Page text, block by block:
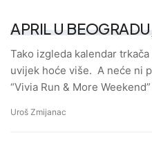
APRIL U
Tako izgleda kalendar
uvijek hoće više. A neće ni
“Vivia Run & More
Uroš Zmijanac